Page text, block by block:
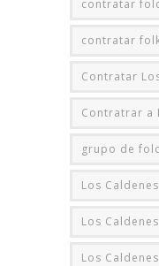
contratar
contratar
Contratar
Contratrar a
grupo de
Los
Los
Los